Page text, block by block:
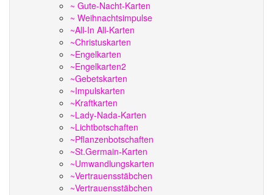
~ Gute-Nacht-Karten
~ Weihnachtsimpulse
~All-In All-Karten
~Christuskarten
~Engelkarten
~Engelkarten2
~Gebetskarten
~Impulskarten
~Kraftkarten
~Lady-Nada-Karten
~Lichtbotschaften
~Pflanzenbotschaften
~St.Germain-Karten
~Umwandlungskarten
~Vertrauensstäbchen
~Vertrauensstäbchen